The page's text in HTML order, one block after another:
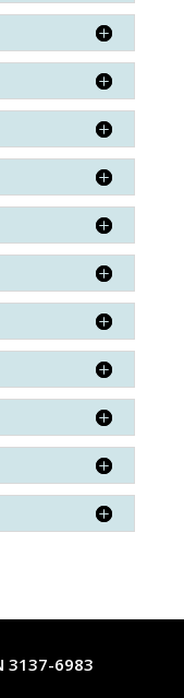
3137-6983